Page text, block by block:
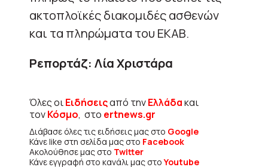
ακτοπλοϊκές διακομιδές ασθενών
και τα πληρώματα του ΕΚΑΒ.
Ρεπορτάζ: Λία Χριστάρα
Όλες οιΕιδήσειςαπό τηνΕλλάδακαι
τονΚόσμο, στο ertnews.gr
Διάβασε όλες τις ειδήσεις μας στο Google
Κάνε like στη σελίδα μας στο Facebook
Ακολούθησε μας στο Twitter
Κάνε εγγραφή στο κανάλι μας στοYoutube